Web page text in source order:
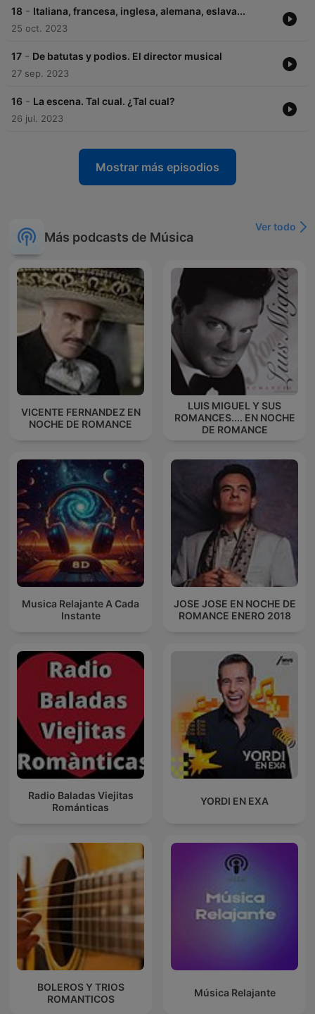
18 - Italiana, francesa, inglesa, alemana, eslava...
25 oct. 2023
17 - De batutas y podios. El director musical
27 sep. 2023
16 - La escena. Tal cual. ¿Tal cual?
26 jul. 2023
Mostrar más episodios
Más podcasts de Música
Ver todo
VICENTE FERNANDEZ EN
NOCHE DE ROMANCE
LUIS MIGUEL Y SUS
ROMANCES.... EN NOCHE
DE ROMANCE
Musica Relajante A Cada
Instante
JOSE JOSE EN NOCHE DE
ROMANCE ENERO 2018
Radio Baladas Viejitas
Románticas
YORDI EN EXA
BOLEROS Y TRIOS
ROMANTICOS
Música Relajante